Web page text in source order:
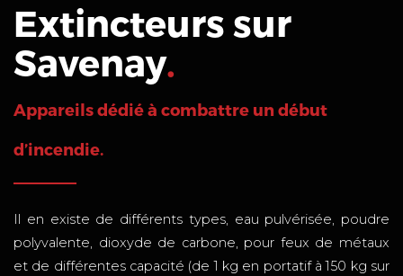
Extincteurs sur
Savenay.
Appareils dédié à combattre un début
d’incendie.
Il en existe de différents types, eau pulvérisée, poudre
polyvalente, dioxyde de carbone, pour feux de métaux
et de différentes capacité (de 1 kg en portatif à 150 kg sur